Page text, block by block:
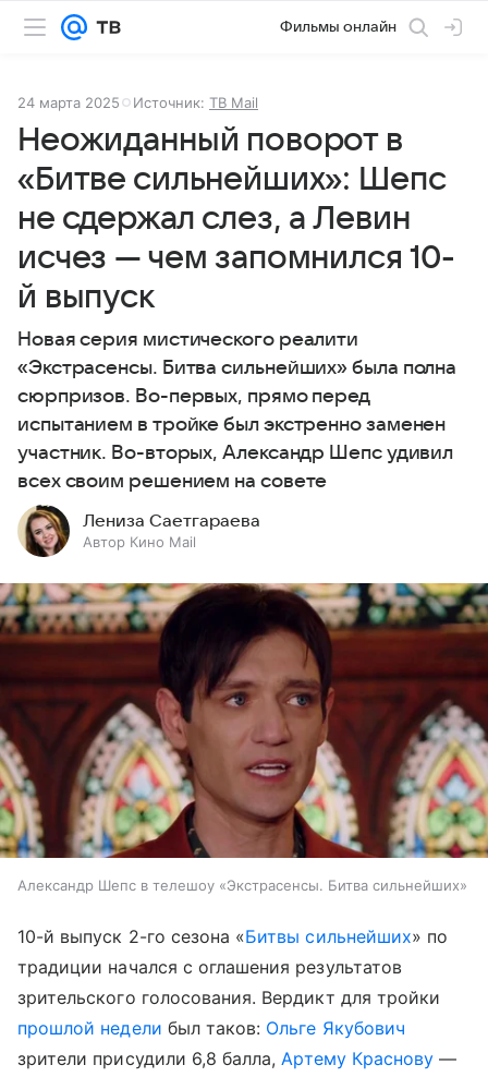
Фильмы онлайн
24 марта 2025 Источник: ТВ Mail
Неожиданный поворот в
«Битве сильнейших»: Шепс
не сдержал слез, а Левин
исчез — чем запомнился 10-
й выпуск
Новая серия мистического реалити
«Экстрасенсы. Битва сильнейших» была полна
сюрпризов. Во-первых, прямо перед
испытанием в тройке был экстренно заменен
участник. Во-вторых, Александр Шепс удивил
всех своим решением на совете
Лениза Саетгараева
Автор Кино Mail
Александр Шепс в телешоу «Экстрасенсы. Битва сильнейших»
10-й выпуск 2-го сезона «Битвы сильнейших» по
традиции начался с оглашения результатов
зрительского голосования. Вердикт для тройки
прошлой недели был таков: Ольге Якубович
зрители присудили 6,8 балла,Артему Краснову —